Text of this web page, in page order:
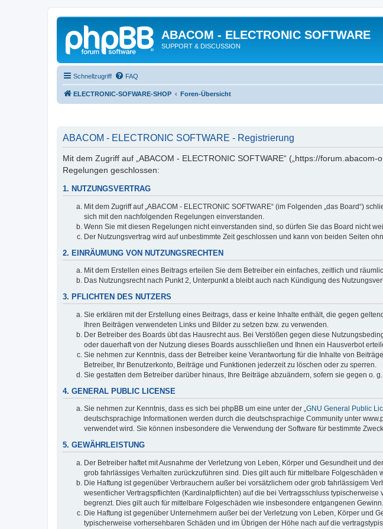
ABACOM - ELECTRONIC SOFTWARE
SUPPORT & DISCUSSION
Schnellzugriff FAQ
ELECTRONIC-SOFWARE-SHOP Foren-Übersicht
ABACOM - ELECTRONIC SOFTWARE - Registrierung
Mit dem Zugriff auf „ABACOM - ELECTRONIC SOFTWARE“ („https://
Regelungen geschlossen:
1. NUTZUNGSVERTRAG
Mit dem Zugriff auf „ABACOM - ELECTRONIC SOFTWARE“ (im Folgenden „das Board“)
sich mit den nachfolgenden Regelungen einverstanden.
Wenn Sie mit diesen Regelungen nicht einverstanden sind, so dürfen Sie das Board nicht
Der Nutzungsvertrag wird auf unbestimmte Zeit geschlossen und kann von beiden Seiten
2. EINRÄUMUNG VON NUTZUNGSRECHTEN
Mit dem Erstellen eines Beitrags erteilen Sie dem Betreiber ein einfaches, zeitlich und
Das Nutzungsrecht nach Punkt 2, Unterpunkt a bleibt auch nach Kündigung des
3. PFLICHTEN DES NUTZERS
Sie erklären mit der Erstellung eines Beitrags, dass er keine Inhalte enthält, die gegen
Ihren Beiträgen verwendeten Links und Bilder zu setzen bzw. zu verwenden.
Der Betreiber des Boards übt das Hausrecht aus. Bei Verstößen gegen diese
oder dauerhaft von der Nutzung dieses Boards ausschließen und Ihnen ein Hausverbot
Sie nehmen zur Kenntnis, dass der Betreiber keine Verantwortung für die Inhalte von
Betreiber, Ihr Benutzerkonto, Beiträge und Funktionen jederzeit zu löschen oder zu sperren.
Sie gestatten dem Betreiber darüber hinaus, Ihre Beiträge abzuändern, sofern sie gegen o.
4. GENERAL PUBLIC LICENSE
Sie nehmen zur Kenntnis, dass es sich bei phpBB um eine unter der „GNU General Public
deutschsprachige Informationen werden durch die deutschsprachige Community unter
verwendet wird. Sie können insbesondere die Verwendung der Software für bestimmte
5. GEWÄHRLEISTUNG
Der Betreiber haftet mit Ausnahme der Verletzung von Leben, Körper und Gesundheit und
grob fahrlässiges Verhalten zurückzuführen sind. Dies gilt auch für mittelbare Folgeschäden
Die Haftung ist gegenüber Verbrauchern außer bei vorsätzlichem oder grob fahrlässigem
wesentlicher Vertragspflichten (Kardinalpflichten) auf die bei Vertragsschluss
begrenzt. Dies gilt auch für mittelbare Folgeschäden wie insbesondere entgangenen Gewinn.
Die Haftung ist gegenüber Unternehmern außer bei der Verletzung von Leben, Körper und
typischerweise vorhersehbaren Schäden und im Übrigen der Höhe nach auf die